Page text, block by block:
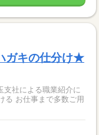
ガキの仕分け★
社による職業紹介に
お仕事まで多数ご用